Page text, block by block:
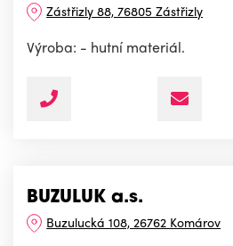
Zástřizly 88, 76805 Zástřizly
Výroba: - hutní materiál.
BUZULUK a.s.
Buzulucká 108, 26762 Komárov